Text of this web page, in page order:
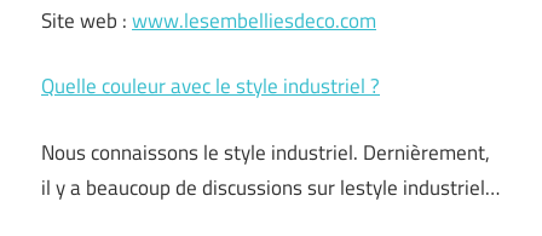
Site web :www.lesembelliesdeco.com
Quelle couleur avec le style industriel ?
Nous connaissons le style industriel. Dernièrement,
il y a beaucoup de discussions sur lestyle industriel…